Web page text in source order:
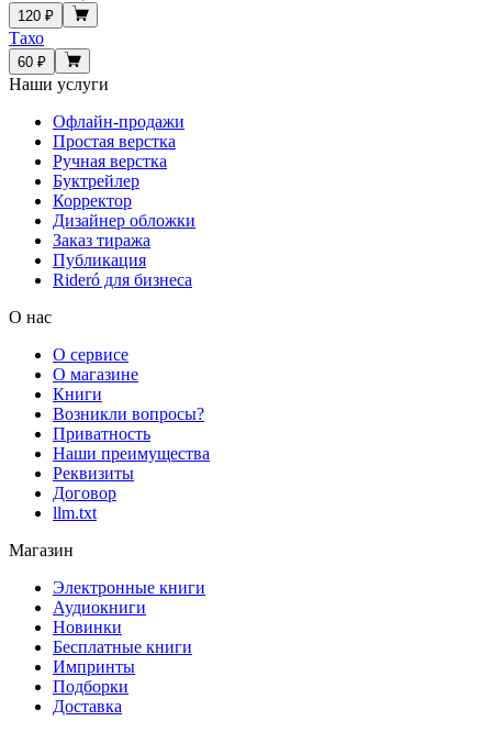
120 ₽
Тахо
60 ₽
Наши услуги
Офлайн-продажи
Простая верстка
Ручная верстка
Буктрейлер
Корректор
Дизайнер обложки
Заказ тиража
Публикация
Rideró для бизнеса
О нас
О сервисе
О магазине
Книги
Возникли вопросы?
Приватность
Наши преимущества
Реквизиты
Договор
llm.txt
Магазин
Электронные книги
Аудиокниги
Новинки
Бесплатные книги
Импринты
Подборки
Доставка